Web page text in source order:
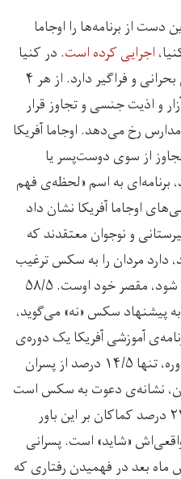
از برنامه‌ها را اوجاما
اجرایی کرده است. در کنیا
آزار جنسی علیه دختران وضعیتی بحرانی و فراگیر دارد. از هر ۴
و اذیت جنسی و تجاوز قرار
رخ می‌دهد. اوجاما آفریکا
از سوی دوست‌پسر یا
به اسم «لحظه‌ی فهم
اوجاما آفریکا نشان داد
دبیرستانی و نوجوان معتقدند که
دارد مردان را به سکس ترغیب
و تشویق می‌کند و اگر به او تجاوز شود، مقصر خود اوست. ۵۸/۵
پیشنهاد سکس «نه» می‌گوید،
آموزشی آفریکا یک دوره‌ی
شش هفته‌ای بود. در پایان این دوره، تنها ۱۴/۵ درصد از پسران
نشانه‌ی دعوت به سکس است
و تقصیر را متوجه‌ او می‌کند و ۲۲/۸ درصد کماکان بر این باور
«شاید» است. پسرانی
ماه بعد در فهمیدن رفتاری که